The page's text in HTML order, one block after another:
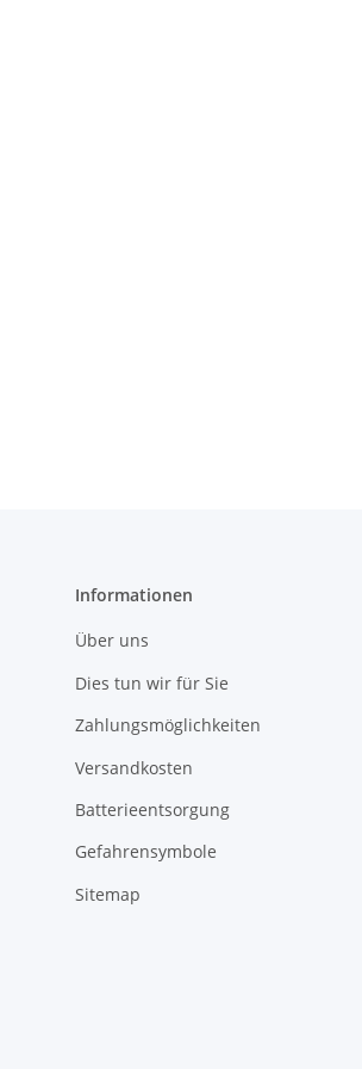
Informationen
Über uns
Dies tun wir für Sie
Zahlungsmöglichkeiten
Versandkosten
Batterieentsorgung
Gefahrensymbole
Sitemap